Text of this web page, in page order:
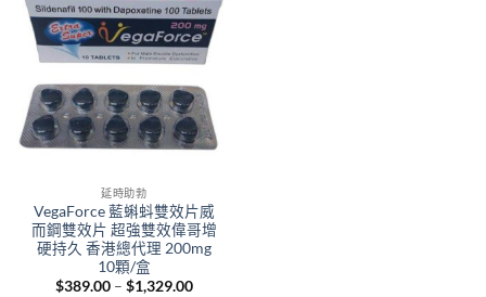
延時助勃
VegaForce 藍蝌蚪雙效片威
而鋼雙效片 超強雙效偉哥增
硬持久 香港總代理 200mg
10顆/盒
$389.00 – $1,329.00Price